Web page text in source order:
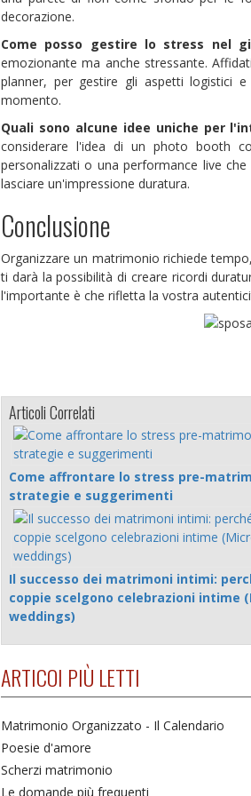
decorazione.
Come posso gestire lo stress nel
emozionante ma anche stressante.
planner, per gestire gli aspetti logistici
momento.
Quali sono alcune idee uniche per
considerare l'idea di un photo booth
personalizzati o una performance live
lasciare un'impressione duratura.
Conclusione
Organizzare un matrimonio richiede
ti darà la possibilità di creare ricordi
l'importante è che rifletta la vostra
Articoli Correlati
Come affrontare lo stress pre-
strategie e suggerimenti
Il successo dei matrimoni intimi:
coppie scelgono celebrazioni intime
weddings)
ARTICOI PIÙ LETTI
Matrimonio Organizzato - Il Calendario
Poesie d'amore
Scherzi matrimonio
Le domande più frequenti